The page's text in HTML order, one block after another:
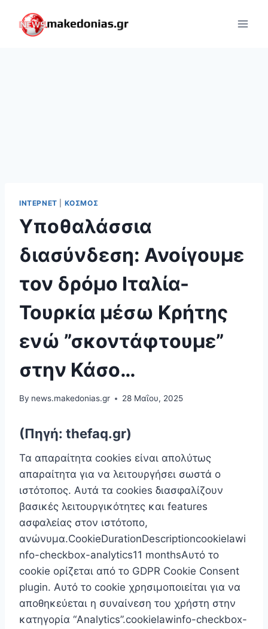
content
ΊΝΤΕΡΝΕΤ ΚΌΣΜΟΣ
Υποθαλάσσια
διασύνδεση: Ανοίγουμε
τον δρόμο Ιταλία-
Τουρκία μέσω Κρήτης
ενώ ”σκοντάφτουμε”
στην Κάσο…
By news.makedonias.gr 28 Μαΐου, 2025
(Πηγή: thefaq.gr)
Τα απαραίτητα cookies είναι απoλύτως
απαραίτητα για να λειτουργήσει σωστά ο
ιστότοπος. Αυτά τα cookies διασφαλίζουν
βασικές λειτουργικότητες και features
ασφαλείας στον ιστότοπο,
ανώνυμα.CookieDurationDescriptioncookielawi
nfo-checkbox-analytics11 monthsΑυτό το
cookie ορίζεται από το GDPR Cookie Consent
plugin. Αυτό το cookie χρησιμοποιείται για να
αποθηκεύεται η συναίνεση του χρήστη στην
κατηγορία “Analytics”.cookielawinfo-checkbox-